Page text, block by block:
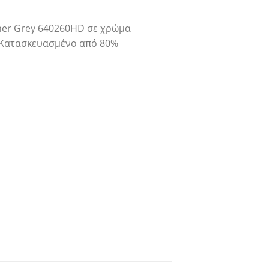
Grey 640260HD σε χρώμα
από 80%